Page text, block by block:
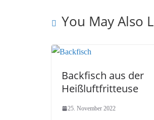
You May Also
Backfisch aus der
Heißluftfritteuse
25. November 2022